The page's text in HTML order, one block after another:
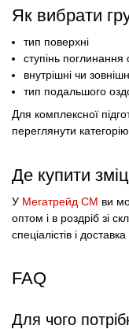
Як вибрати
тип поверхні
ступінь поглинання
внутрішні чи
тип подальшого
Для комплексної
переглянути категорію
Де купити
У Мегатрейд СМ ви
оптом і в роздріб зі
спеціалістів і
FAQ
Для чого